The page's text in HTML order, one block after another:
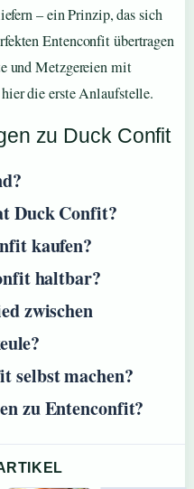
– ein Prinzip, das sich
Entenconfit übertragen
und Metzgereien mit
die erste Anlaufstelle.
zu Duck Confit
Duck Confit?
kaufen?
haltbar?
zwischen
selbst machen?
zu Entenconfit?